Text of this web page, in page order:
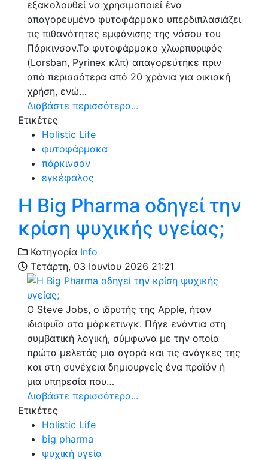
εξακολουθεί να χρησιμοποιεί ένα
απαγορευμένο φυτοφάρμακο υπερδιπλασιάζει
τις πιθανότητες εμφάνισης της νόσου του
Πάρκινσον.Το φυτοφάρμακο χλωρπυριφός
(Lorsban, Pyrinex κλπ) απαγορεύτηκε πριν
από περισσότερα από 20 χρόνια για οικιακή
χρήση, ενώ…
Διαβάστε περισσότερα...
Ετικέτες
Holistic Life
φυτοφάρμακα
πάρκινσον
εγκέφαλος
Η Big Pharma οδηγεί την
κρίση ψυχικής υγείας;
Κατηγορία Info
Τετάρτη, 03 Ιουνίου 2026 21:21
Ο Steve Jobs, ο ιδρυτής της Apple, ήταν
ιδιοφυΐα στο μάρκετινγκ. Πήγε ενάντια στη
συμβατική λογική, σύμφωνα με την οποία
πρώτα μελετάς μια αγορά και τις ανάγκες της
και στη συνέχεια δημιουργείς ένα προϊόν ή
μια υπηρεσία που…
Διαβάστε περισσότερα...
Ετικέτες
Holistic Life
big pharma
ψυχική υγεία